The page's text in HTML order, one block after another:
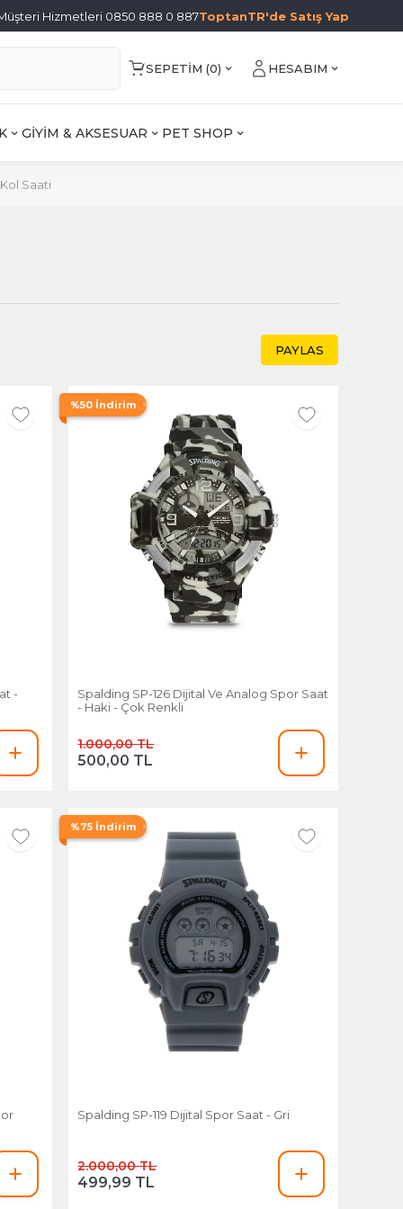
Hizmetleri 0850 888 0 887ToptanTR'de Satış Yap
SEPETIM (0) HESABIM
GİYİM & AKSESUAR PET SHOP
Saati
PAYLAS
-
%50 İndirim
Spalding SP-126 Dijital Ve Analog Spor Saat
- Haki - Çok Renkli
1.000,00 TL
500,00 TL
%75 İndirim
Spalding SP-119 Dijital Spor Saat - Gri
2.000,00 TL
499,99 TL